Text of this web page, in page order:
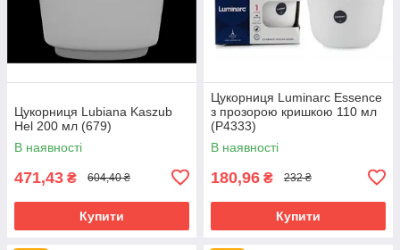
Цукорниця Lubiana Kaszub
Hel 200 мл (679)
В наявності
471,43 ₴ 604,40 ₴
Купити
Цукорниця Luminarc Essence
з прозорою кришкою 110 мл
(P4333)
В наявності
180,96 ₴ 232 ₴
Купити